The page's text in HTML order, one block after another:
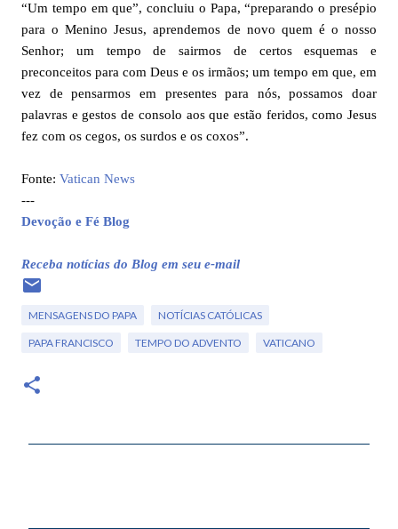
“Um tempo em que”, concluiu o Papa, “preparando o presépio
para o Menino Jesus, aprendemos de novo quem é o nosso
Senhor; um tempo de sairmos de certos esquemas e
preconceitos para com Deus e os irmãos; um tempo em que, em
vez de pensarmos em presentes para nós, possamos doar
palavras e gestos de consolo aos que estão feridos, como Jesus
fez com os cegos, os surdos e os coxos”.
Fonte: Vatican News
---
Devoção e Fé Blog
Receba notícias do Blog em seu e-mail
MENSAGENS DO PAPA NOTÍCIAS CATÓLICAS
PAPA FRANCISCO TEMPO DO ADVENTO VATICANO